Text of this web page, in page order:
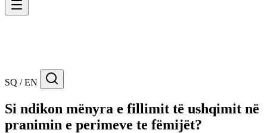
SQ / EN
Si ndikon mënyra e fillimit të ushqimit në
pranimin e perimeve te fëmijët?